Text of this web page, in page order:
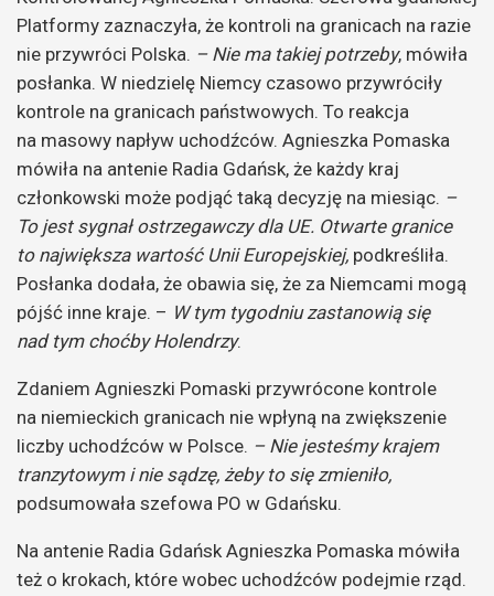
Platformy zaznaczyła, że kontroli na granicach na razie
nie przywróci Polska. – Nie ma takiej potrzeby, mówiła
posłanka. W niedzielę Niemcy czasowo przywróciły
kontrole na granicach państwowych. To reakcja
na masowy napływ uchodźców. Agnieszka Pomaska
mówiła na antenie Radia Gdańsk, że każdy kraj
członkowski może podjąć taką decyzję na miesiąc. –
To jest sygnał ostrzegawczy dla UE. Otwarte granice
to największa wartość Unii Europejskiej, podkreśliła.
Posłanka dodała, że obawia się, że za Niemcami mogą
pójść inne kraje. – W tym tygodniu zastanowią się
nad tym choćby Holendrzy.
Zdaniem Agnieszki Pomaski przywrócone kontrole
na niemieckich granicach nie wpłyną na zwiększenie
liczby uchodźców w Polsce. – Nie jesteśmy krajem
tranzytowym i nie sądzę, żeby to się zmieniło,
podsumowała szefowa PO w Gdańsku.
Na antenie Radia Gdańsk Agnieszka Pomaska mówiła
też o krokach, które wobec uchodźców podejmie rząd.